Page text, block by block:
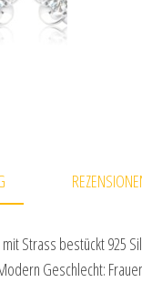
Strass bestückt 925
Geschlecht: